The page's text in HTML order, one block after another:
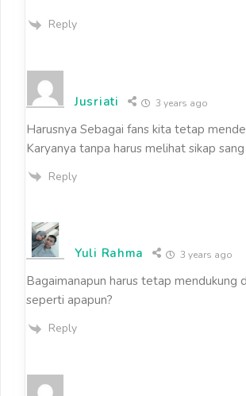
Reply
Jusriati 3 years ago
Harusnya Sebagai fans kita tetap
Karyanya tanpa harus melihat sikap
Reply
Yuli Rahma 3 years ago
Bagaimanapun harus tetap mendukung
seperti apapun?
Reply